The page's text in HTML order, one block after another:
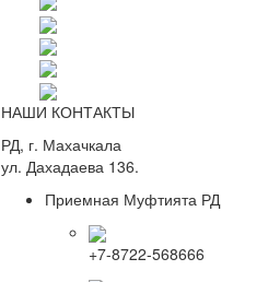
НАШИ КОНТАКТЫ
РД, г. Махачкала
ул. Дахадаева 136.
Приемная Муфтията РД
+7-8722-568666